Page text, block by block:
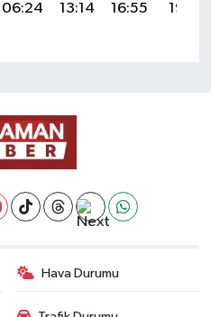
06:24 13:14 16:55 19:53
Hava Durumu